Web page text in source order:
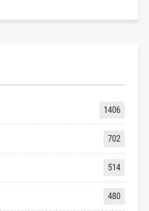
1406
702
514
480